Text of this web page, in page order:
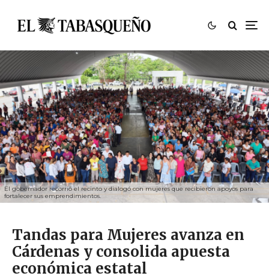
El gobernador recorrió el recinto y dialogó con mujeres que recibieron apoyos para
fortalecer sus emprendimientos.
Tandas para Mujeres avanza en
Cárdenas y consolida apuesta
económica estatal